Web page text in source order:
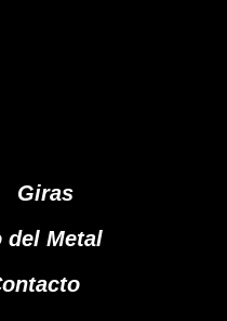
Giras
del Metal